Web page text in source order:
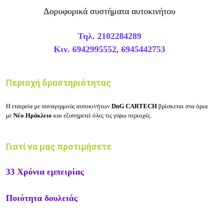
Δορυφορικά συστήματα αυτοκινήτου
Τηλ. 2102284289
Κιν. 6942995552, 6945442753
Περιοχή δραστηριότητας
Η εταιρεία με συναγερμούς αυτοκινήτων DnG CARTECH βρίσκεται στα όρια
με Νέο Ηράκλειο και εξυπηρετεί όλες τις γύρω περιοχές.
Γιατί να μας προτιμήσετε
33 Χρόνια εμπειρίας
Ποιότητα δουλειάς